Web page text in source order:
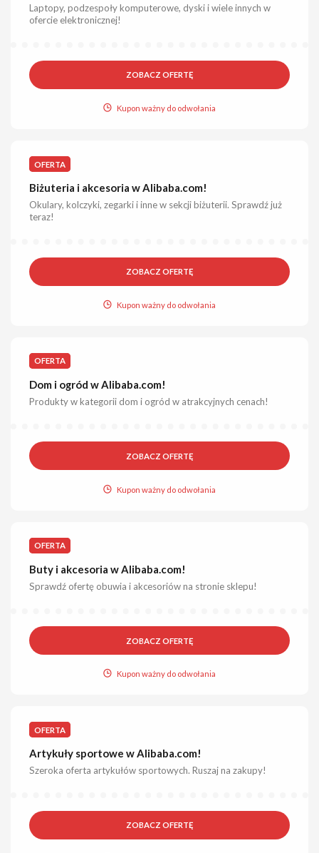
Laptopy, podzespoły komputerowe, dyski i wiele innych w
ofercie elektronicznej!
ZOBACZ OFERTĘ
Kupon ważny do odwołania
OFERTA
Biżuteria i akcesoria w Alibaba.com!
Okulary, kolczyki, zegarki i inne w sekcji biżuterii. Sprawdź już
teraz!
ZOBACZ OFERTĘ
Kupon ważny do odwołania
OFERTA
Dom i ogród w Alibaba.com!
Produkty w kategorii dom i ogród w atrakcyjnych cenach!
ZOBACZ OFERTĘ
Kupon ważny do odwołania
OFERTA
Buty i akcesoria w Alibaba.com!
Sprawdź ofertę obuwia i akcesoriów na stronie sklepu!
ZOBACZ OFERTĘ
Kupon ważny do odwołania
OFERTA
Artykuły sportowe w Alibaba.com!
Szeroka oferta artykułów sportowych. Ruszaj na zakupy!
ZOBACZ OFERTĘ